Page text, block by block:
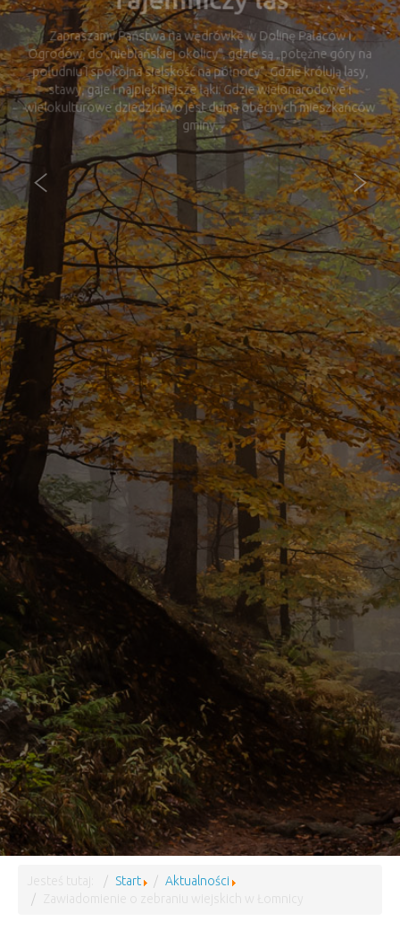
Jesteś tutaj: Start
Aktualności
Zawiadomienie o zebraniu wiejskich w Łomnicy